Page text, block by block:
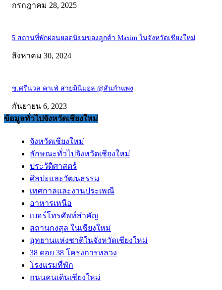
กรกฎาคม 28, 2025
5 สถานที่พักผ่อนยอดนิยมของลูกค้า Maxim ในจังหวัดเชียงใหม่
สิงหาคม 30, 2024
ช.ศรีนวล คาเฟ่ สายมินิมอล @สันกำแพง
กันยายน 6, 2023
ข้อมูลทั่วไปจังหวัดเชียงใหม่
จังหวัดเชียงใหม่
ลักษณะทั่วไปจังหวัดเชียงใหม่
ประวัติศาสตร์
ศิลปะและวัฒนธรรม
เทศกาลและงานประเพณี
อาหารเหนือ
เบอร์โทรศัพท์สำคัญ
สถานกงสุล ในเชียงใหม่
อุทยานแห่งชาติในจังหวัดเชียงใหม่
38 ดอย 38 โครงการหลวง
โรงแรมที่พัก
ถนนคนเดินเชียงใหม่